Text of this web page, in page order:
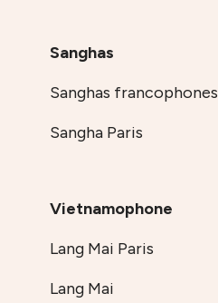
Sanghas
Sanghas francophones
Sangha Paris
Vietnamophone
Lang Mai Paris
Lang Mai